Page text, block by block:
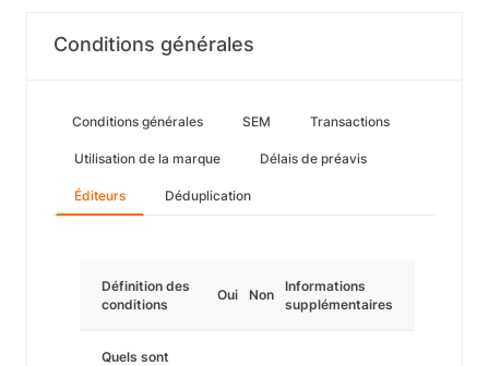
Conditions générales
Conditions générales SEM Transactions
Utilisation de la marque Délais de préavis
Éditeurs Déduplication
Définition des
conditions
Oui Non
Informations
supplémentaires
Quels sont